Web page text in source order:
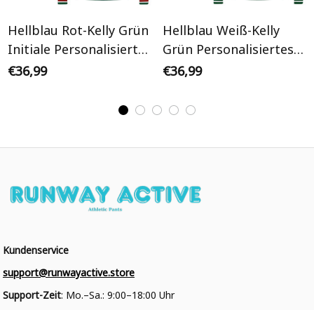
Hellblau Rot-Kelly Grün
Initiale Personalisiertes
Varsity College Jacke
€36,99
Hellblau Weiß-Kelly
Grün Personalisiertes
Varsity College Jacke
€36,99
Kundenservice
support@runwayactive.store
Support-Zeit: Mo.–Sa.: 9:00–18:00 Uhr